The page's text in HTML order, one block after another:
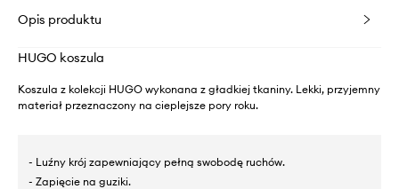
Opis produktu
HUGO koszula
Koszula z kolekcji HUGO wykonana z gładkiej tkaniny. Lekki, przyjemny
materiał przeznaczony na cieplejsze pory roku.
- Luźny krój zapewniający pełną swobodę ruchów.
- Zapięcie na guziki.